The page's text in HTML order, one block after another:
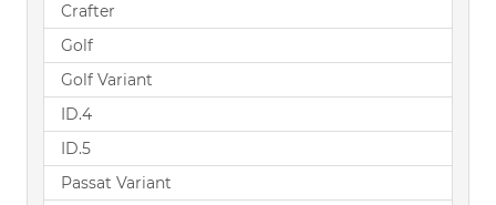
Crafter
Golf
Golf Variant
ID.4
ID.5
Passat Variant